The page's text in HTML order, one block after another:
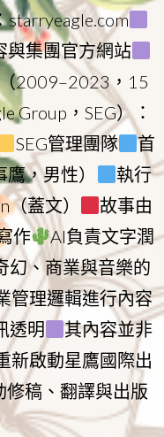
starryeagle.com
與集團官方網站
2009–2023，15
Group，SEG）：
SEG管理團隊
首
，男性）
執行
蓋文）
故事由
作
AI負責文字潤
幻、商業與音樂的
管理邏輯進行內容
透明
其內容並非
新啟動星鷹國際出
修稿、翻譯與出版